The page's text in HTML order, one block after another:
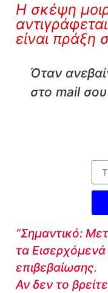
Η σκέψη
είναι πράξη
Όταν
στο mail σου
“Σημαντικό:
τα
επιβεβαίωσης.
Αν δεν το